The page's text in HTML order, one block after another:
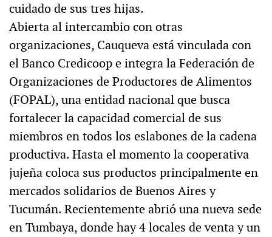
cuidado de sus tres hijas.
Abierta al intercambio con otras
organizaciones, Cauqueva está vinculada con
el Banco Credicoop e integra la Federación de
Organizaciones de Productores de Alimentos
(FOPAL), una entidad nacional que busca
fortalecer la capacidad comercial de sus
miembros en todos los eslabones de la cadena
productiva. Hasta el momento la cooperativa
jujeña coloca sus productos principalmente en
mercados solidarios de Buenos Aires y
Tucumán. Recientemente abrió una nueva sede
en Tumbaya, donde hay 4 locales de venta y un